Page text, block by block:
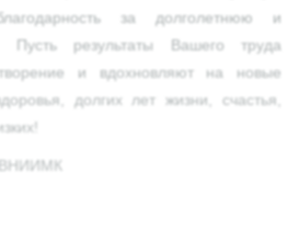
за долголетнюю и
Пусть результаты Вашего труда
и вдохновляют на новые
долгих лет жизни, счастья,